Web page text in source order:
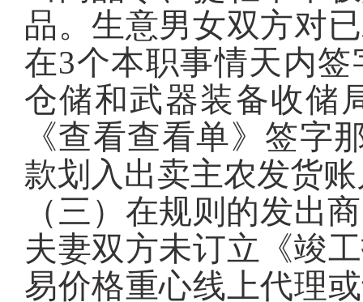
品。生意男女双方对
在3个本职事情天内
仓储和武器装备收储
《查看查看单》签字
款划入出卖主农发货
（三）在规则的发出
夫妻双方未订立《竣
易价格重心线上代理